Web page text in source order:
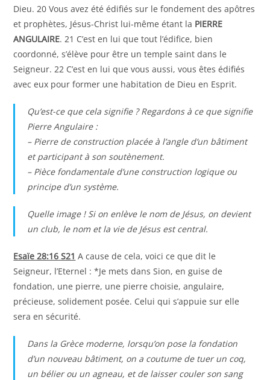
Dieu. 20 Vous avez été édifiés sur le fondement des apôtres
et prophètes, Jésus-Christ lui-même étant la PIERRE
ANGULAIRE. 21 C’est en lui que tout l’édifice, bien
coordonné, s’élève pour être un temple saint dans le
Seigneur. 22 C’est en lui que vous aussi, vous êtes édifiés
avec eux pour former une habitation de Dieu en Esprit.
Qu’est-ce que cela signifie ? Regardons à ce que signifie
Pierre Angulaire :
– Pierre de construction placée à l’angle d’un bâtiment
et participant à son soutènement.
– Pièce fondamentale d’une construction logique ou
principe d’un système.
Quelle image ! Si on enlève le nom de Jésus, on devient
un club, le nom et la vie de Jésus est central.
Esaïe 28:16 S21 A cause de cela, voici ce que dit le
Seigneur, l’Eternel : *Je mets dans Sion, en guise de
fondation, une pierre, une pierre choisie, angulaire,
précieuse, solidement posée. Celui qui s’appuie sur elle
sera en sécurité.
Dans la Grèce moderne, lorsqu’on pose la fondation
d’un nouveau bâtiment, on a coutume de tuer un coq,
un bélier ou un agneau, et de laisser couler son sang